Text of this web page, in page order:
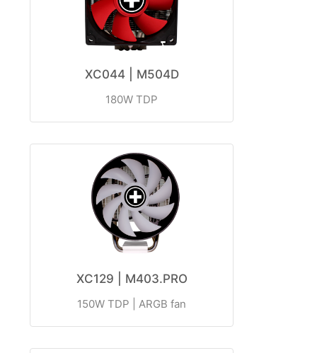
XC044 | M504D
180W TDP
XC129 | M403.PRO
150W TDP | ARGB fan